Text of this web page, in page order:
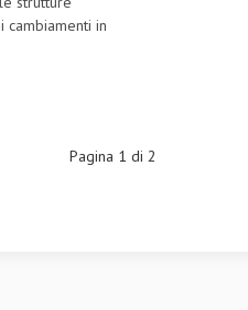
in
Pagina 1 di 2